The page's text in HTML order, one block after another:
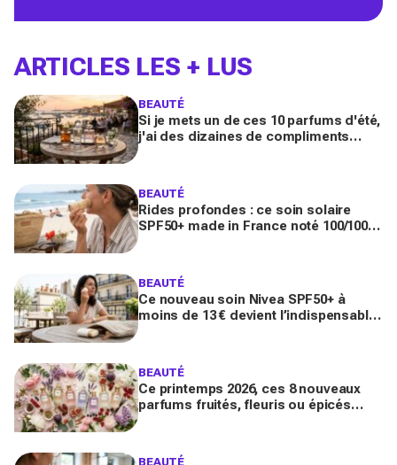
ARTICLES LES + LUS
BEAUTÉ
Si je mets un de ces 10 parfums d'été,
j'ai des dizaines de compliments
BEAUTÉ
Rides profondes : ce soin solaire
SPF50+ made in France noté 100/100
BEAUTÉ
Ce nouveau soin Nivea SPF50+ à
moins de 13 € devient l’indispensable
BEAUTÉ
Ce printemps 2026, ces 8 nouveaux
parfums fruités, fleuris ou épicés
BEAUTÉ